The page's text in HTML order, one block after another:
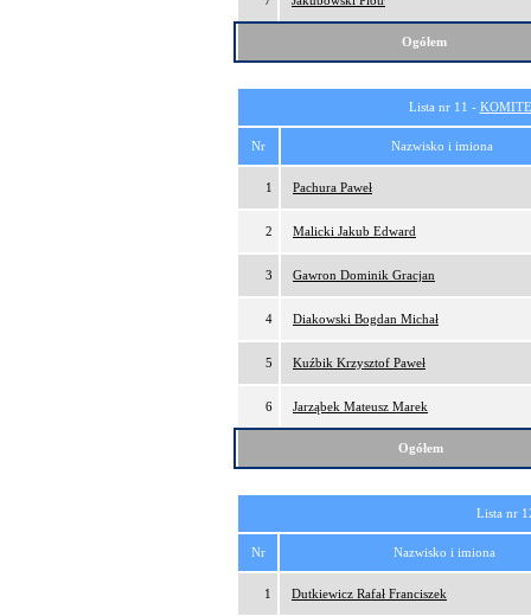
Ogółem
Lista nr 11 -
Nr Nazwisko i imiona
1 Pachura Paweł
2 Malicki Jakub Edward
3 Gawron Dominik Gracjan
4 Diakowski Bogdan Michał
5 Kuźbik Krzysztof Paweł
6 Jarząbek Mateusz Marek
Ogółem
Lista nr
Nr Nazwisko i imiona
1 Dutkiewicz Rafał Franciszek